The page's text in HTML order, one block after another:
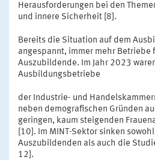
Herausforderungen bei den
und innere Sicherheit [8].
Bereits die Situation auf dem
angespannt, immer mehr Betriebe
Auszubildende. Im Jahr 2023
Ausbildungsbetriebe
der Industrie- und
neben demografischen Gründen
geringen, kaum steigenden
[10]. Im MINT-Sektor sinken
Auszubildenden als auch die
12].